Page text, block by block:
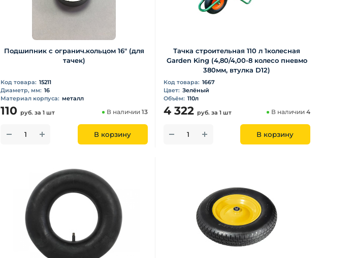
Подшипник с огранич.кольцом 16" (для
тачек)
Код товара: 15211
Диаметр, мм: 16
Материал корпуса: металл
110 руб.за 1 шт В наличии 13
В корзину
Тачка строительная 110 л 1колесная
Garden King (4,80/4,00-8 колесо пневмо
380мм, втулка D12)
Код товара: 1667
Цвет: Зелёный
Объём: 110л
4 322 руб. за 1 шт В наличии 4
В корзину